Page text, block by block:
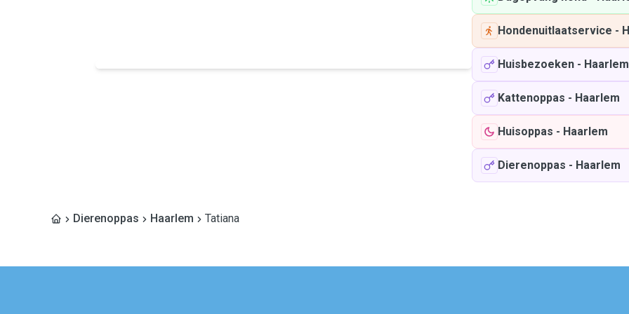
Hondenuitlaatservice -
Huisbezoeken - Haarlem
Kattenoppas - Haarlem
Huisoppas - Haarlem
Dierenoppas - Haarlem
Dierenoppas Haarlem Tatiana